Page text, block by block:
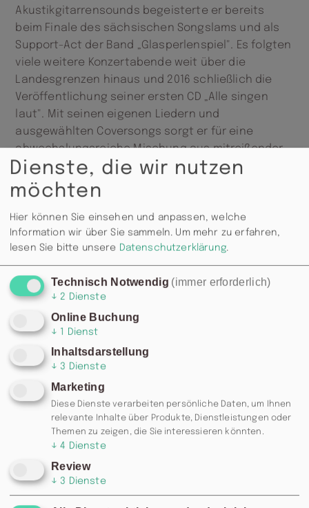
Akustikgitarrensounds begeisterte er bereits
beim Finale des sächsischen Songslams und als
Support-Act der Band „Glasperlenspiel". Es folgten
viele weitere Konzertabende weit über die
Landesgrenzen hinaus und 2016 schließlich die
Veröffentlichung seiner ersten CD „Alle singen
laut". Mit seinen eigenen Liedern und
ausgewählten Coversongs sorgt er für eine
abwechslungsreiche Mischung aus mitreißender
„Gute-Laune-Musik“ und gefühlvollen Balladen.
Erlebt Falk Eidner live und unplugged bei unserem
letzten Sommerkonzert in diesem Jahr auf unserer
Sommerterrasse!
+ BBQ
+ Homemades
+ Sommer-Cocktails
+ Bier-Special
Beginn: 19:00 Uhr, Eintritt frei
Dienste, die wir nutzen
möchten
Hier können Sie einsehen und anpassen, welche
Information wir über Sie sammeln. Um mehr zu erfahren,
lesen Sie bitte unsere Datenschutzerklärung.
Technisch Notwendig (immer erforderlich)
↓ 2 Dienste
Online Buchung
↓ 1 Dienst
Inhaltsdarstellung
↓ 3 Dienste
Marketing
Diese Dienste verarbeiten persönliche Daten, um Ihnen
relevante Inhalte über Produkte, Dienstleistungen oder
Themen zu zeigen, die Sie interessieren könnten.
↓ 4 Dienste
Review
↓ 3 Dienste